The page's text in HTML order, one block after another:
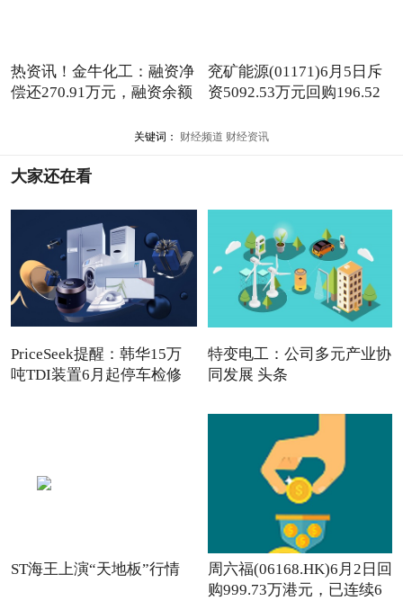
热资讯！金牛化工：融资净
偿还270.91万元，融资余额
兖矿能源(01171)6月5日斥
资5092.53万元回购196.52
关键词： 财经频道 财经资讯
大家还在看
PriceSeek提醒：韩华15万
吨TDI装置6月起停车检修
特变电工：公司多元产业协
同发展 头条
ST海王上演“天地板”行情
周六福(06168.HK)6月2日回
购999.73万港元，已连续6